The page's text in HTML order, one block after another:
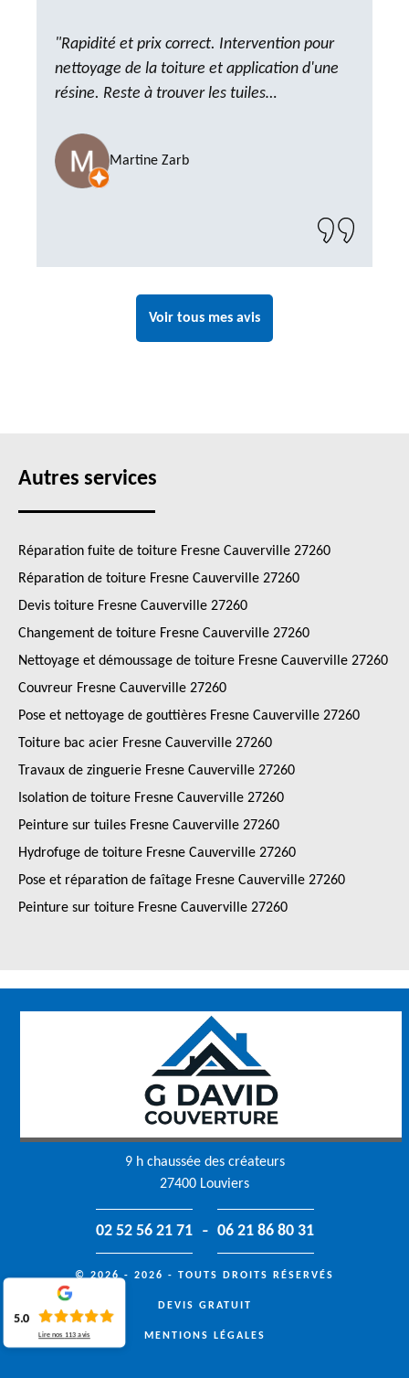
"Rapidité et prix correct. Intervention pour
nettoyage de la toiture et application d'une
résine. Reste à trouver les tuiles
compter sur M. GOT. Très content de la
prestation, a recommander sans problème"
Martine Zarb
Voir tous mes avis
Autres services
Réparation fuite de toiture Fresne Cauverville 27260
Réparation de toiture Fresne Cauverville 27260
Devis toiture Fresne Cauverville 27260
Changement de toiture Fresne Cauverville 27260
Nettoyage et démoussage de toiture Fresne Cauverville 27260
Couvreur Fresne Cauverville 27260
Pose et nettoyage de gouttières Fresne Cauverville 27260
Toiture bac acier Fresne Cauverville 27260
Travaux de zinguerie Fresne Cauverville 27260
Isolation de toiture Fresne Cauverville 27260
Peinture sur tuiles Fresne Cauverville 27260
Hydrofuge de toiture Fresne Cauverville 27260
Pose et réparation de faîtage Fresne Cauverville 27260
Peinture sur toiture Fresne Cauverville 27260
9 h chaussée des créateurs
27400 Louviers
02 52 56 21 71 - 06 21 86 80 31
© 2026 - 2026 - TOUTS DROITS RÉSERVÉS
DEVIS GRATUIT
MENTIONS LÉGALES
5.0
Lire nos 113 avis